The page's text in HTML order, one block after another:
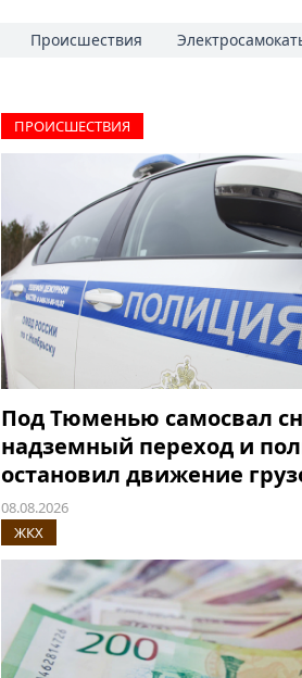
Происшествия
ПРОИCШЕСТВИЯ
Под Тюменью самосвал
надземный переход и
остановил движение
08.08.2026
ЖКХ